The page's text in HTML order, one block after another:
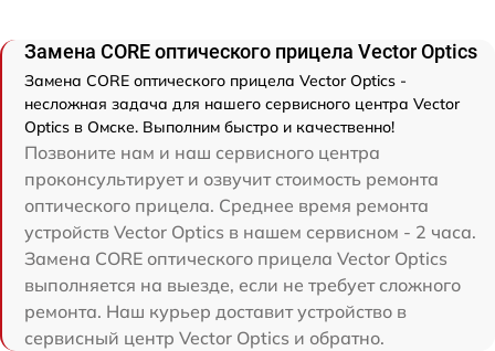
Замена CORE оптического прицела Vector Optics
Замена CORE оптического прицела Vector Optics -
несложная задача для нашего сервисного центра Vector
Optics в Омске. Выполним быстро и качественно!
Позвоните нам и наш сервисного центра
проконсультирует и озвучит стоимость ремонта
оптического прицела. Среднее время ремонта
устройств Vector Optics в нашем сервисном - 2 часа.
Замена CORE оптического прицела Vector Optics
выполняется на выезде, если не требует сложного
ремонта. Наш курьер доставит устройство в
сервисный центр Vector Optics и обратно.